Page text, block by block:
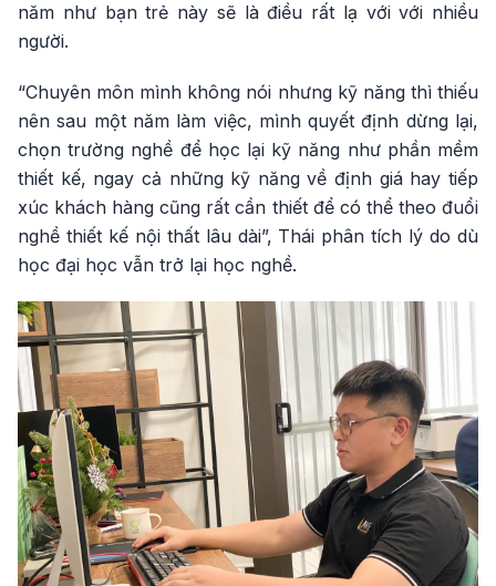
năm như bạn trẻ này sẽ là điều rất lạ với với nhiều
người.
“Chuyên môn mình không nói nhưng kỹ năng thì thiếu
nên sau một năm làm việc, mình quyết định dừng lại,
chọn trường nghề để học lại kỹ năng như phần mềm
thiết kế, ngay cả những kỹ năng về định giá hay tiếp
xúc khách hàng cũng rất cần thiết để có thể theo đuổi
nghề thiết kế nội thất lâu dài”, Thái phân tích lý do dù
học đại học vẫn trở lại học nghề.